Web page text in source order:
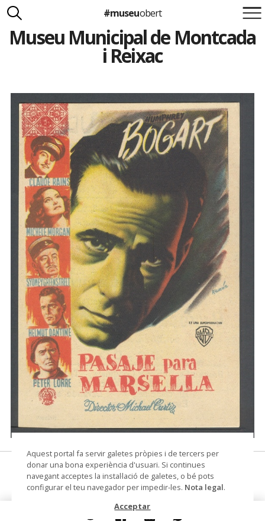
Suma't a la iniciativa
info@museuobert.cat.
Nota legal
Carlota Royo
#museuobert
Museu Municipal de Montcada
i Reixac
© Museu Municipal de Montcada i Reixac
Pasaje para Marsella
fulletó
Aquest portal fa servir galetes pròpies i de tercers per
donar una bona experiència d'usuari. Si continues
navegant acceptes la instal·lació de galetes, o bé pots
configurar el teu navegador per impedir-les. Nota legal.
Acceptar